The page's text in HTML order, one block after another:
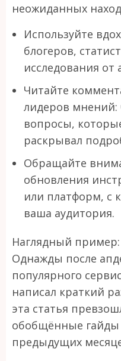
неожиданных
Используйте
блогеров,
исследования от
Читайте
лидеров мнений:
вопросы,
раскрывал
Обращайте
обновления
или платформ, с
ваша аудитория.
Наглядный пример:
Однажды после
популярного
написал краткий
эта статья
обобщённые гайды
предыдущих